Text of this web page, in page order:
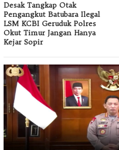
Desak Tangkap Otak
Pengangkut Batubara Ilegal
LSM KCBI Geruduk Polres
Okut Timur Jangan Hanya
Kejar Sopir